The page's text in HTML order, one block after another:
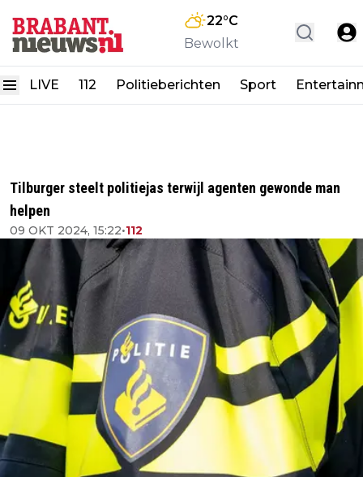
22°C
Bewolkt
LIVE 112 Politieberichten Sport
Tilburger steelt politiejas terwijl agenten gewonde man
helpen
09 OKT 2024, 15:22•112